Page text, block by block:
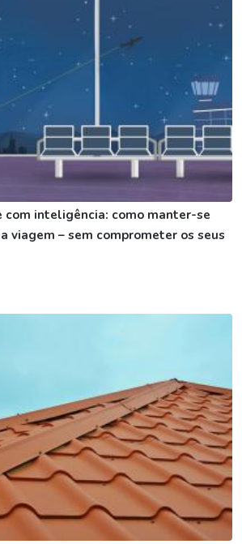
com inteligência: como manter-se
viagem – sem comprometer os seus